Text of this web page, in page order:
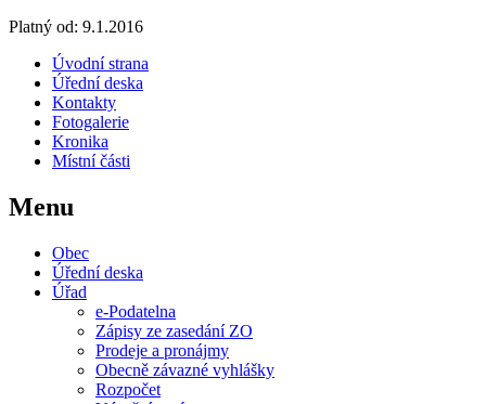
Platný od: 9.1.2016
Úvodní strana
Úřední deska
Kontakty
Fotogalerie
Kronika
Místní části
Menu
Obec
Úřední deska
Úřad
e-Podatelna
Zápisy ze zasedání ZO
Prodeje a pronájmy
Obecně závazné vyhlášky
Rozpočet